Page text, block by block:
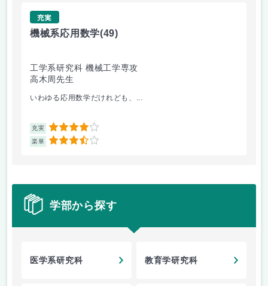
充実
機械系応用数学(49)
工学系研究科 機械工学専攻
高木周先生
いわゆる応用数学だけれども、...
充実 4
楽単 3.5
学部から探す
医学系研究科 教育学研究科